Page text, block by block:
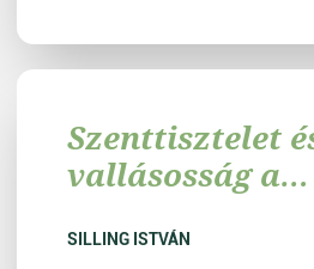
Szenttisztelet
vallásosság a
SILLING ISTVÁN